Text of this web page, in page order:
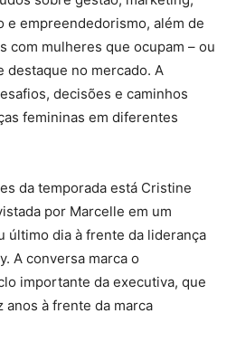
e empreendedorismo, além de
com mulheres que ocupam – ou
destaque no mercado. A
decisões e caminhos
femininas em diferentes
da temporada está Cristine
por Marcelle em um
último dia à frente da liderança
A conversa marca o
importante da executiva, que
à frente da marca